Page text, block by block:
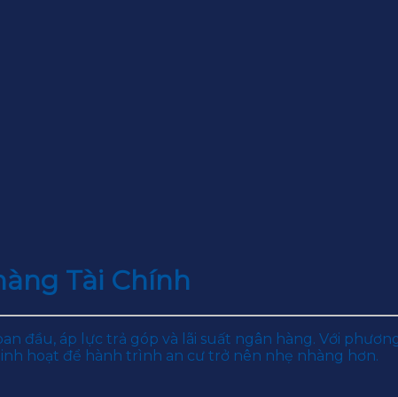
Tài Chính
đầu, áp lực trả góp và lãi suất ngân hàng. Với
hoạt để hành trình an cư trở nên nhẹ nhàng hơn.